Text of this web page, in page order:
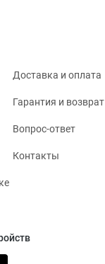
Доставка и оплата
Гарантия и возврат
Вопрос-ответ
Контакты